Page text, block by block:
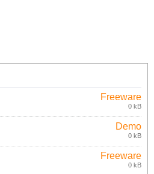
Freeware
0 kB
Demo
0 kB
Freeware
0 kB